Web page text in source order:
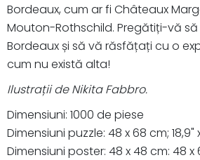
Bordeaux, cum ar fi Châteaux
Mouton-Rothschild. Pregătiți-vă
Bordeaux și să vă răsfățați cu o
cum nu există alta!
Ilustrații de Nikita Fabbro.
Dimensiuni: 1000 de piese
Dimensiuni puzzle: 48 x 68 cm; 18,9"
Dimensiuni poster: 48 x 48 cm: 48 x